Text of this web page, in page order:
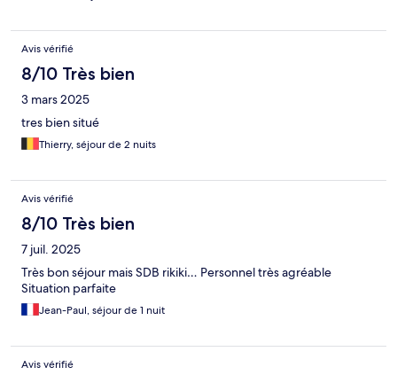
Avis vérifié
8/10 Très bien
3 mars 2025
tres bien situé
Thierry, séjour de 2 nuits
Avis vérifié
8/10 Très bien
7 juil. 2025
Très bon séjour mais SDB rikiki… Personnel très agréable
Situation parfaite
Jean-Paul, séjour de 1 nuit
Avis vérifié